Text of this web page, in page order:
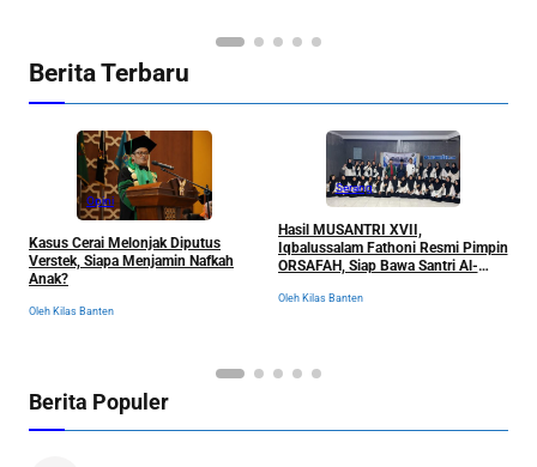
Berita Terbaru
Opini
Kasus Cerai Melonjak Diputus
Verstek, Siapa Menjamin Nafkah
Anak?
Oleh Kilas Banten
Serang
Hasil MUSANTRI XVII,
Iqbalussalam Fathoni Resmi Pimpin
ORSAFAH, Siap Bawa Santri Al-
Oleh Kilas Banten
Berita Populer